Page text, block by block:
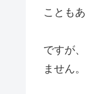
ことも
ですが
ません。